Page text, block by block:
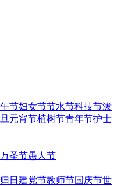
节妇女节节水节科技节泼
元宵节植树节青年节护士
万圣节愚人节
日 建党节教师节国庆节世